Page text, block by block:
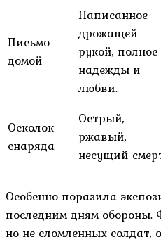
Письмо
домой
Написанное
дрожащей
рукой, полное
надежды и
любви.
Осколок
снаряда
Острый,
ржавый,
несущий
Особенно поразила
последним дням
но не сломленных солдат,